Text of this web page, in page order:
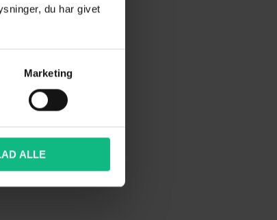
du har givet
Marketing
ALLE